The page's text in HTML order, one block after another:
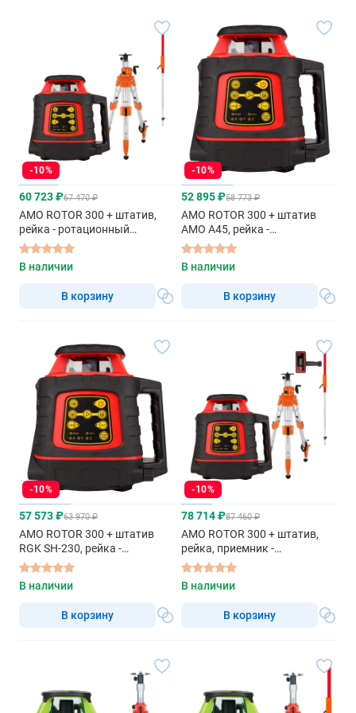
-10%
60 723 ₽67 470 ₽
AMO ROTOR 300 + штатив,
рейка - ротационный
нивелир с красным лучом
В наличии
В корзину
-10%
52 895 ₽58 773 ₽
AMO ROTOR 300 + штатив
AMO A45, рейка -
ротационный нивелир с
красным лучом
В наличии
В корзину
-10%
57 573 ₽63 970 ₽
AMO ROTOR 300 + штатив
RGK SH-230, рейка -
ротационный нивелир с
красным лучом
В наличии
В корзину
-10%
78 714 ₽87 460 ₽
AMO ROTOR 300 + штатив,
рейка, приемник -
ротационный нивелир с
красным лучом
В наличии
В корзину